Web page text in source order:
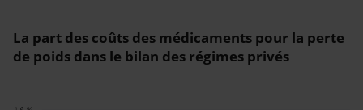
La part des coûts des médicaments pour la perte
de poids dans le bilan des régimes privés